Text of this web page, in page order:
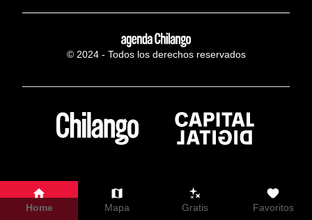
© 2024 - Todos los derechos reservados
Home Mapa Gratis Favoritos